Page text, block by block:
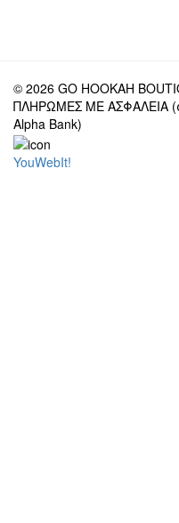
© 2026 GO HOOKAH
ΠΛΗΡΩΜΕΣ ΜΕ ΑΣΦΑΛΕΙΑ
Alpha Bank)
YouWebIt!